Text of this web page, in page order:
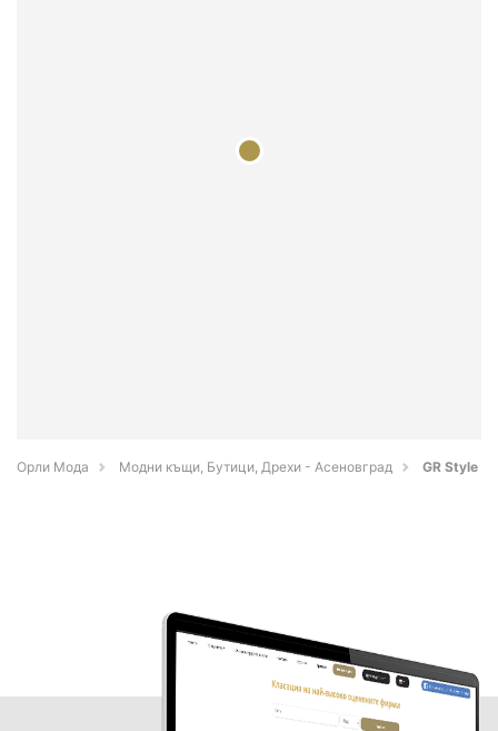
Орли Мода Модни къщи, Бутици, Дрехи - Асеновград GR Style